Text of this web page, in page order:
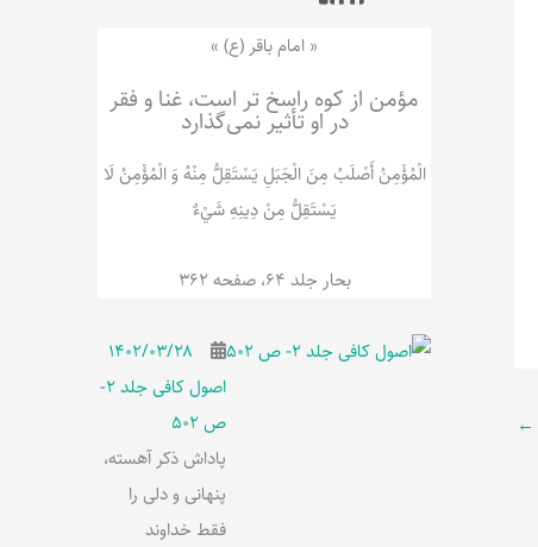
ه
←
« امام باقر (ع) »
مؤمن از کوه راسخ تر است، غنا و فقر
در او تأثیر نمی‌گذارد
الْمُؤْمِنُ‌ أَصْلَبُ‌ مِنَ‌ الْجَبَلِ‌ یَسْتَقِلُّ مِنْهُ وَ الْمُؤْمِنُ لَا
يَسْتَقِلُّ مِنْ دِينِهِ شَيْ‌ءٌ
بحار جلد 64، صفحه 362
۱۴۰۲/۰۳/۲۸
اصول کافی جلد 2-
ص 502
پاداش ذکر آهسته،
پنهانی و دلی را
فقط خداوند